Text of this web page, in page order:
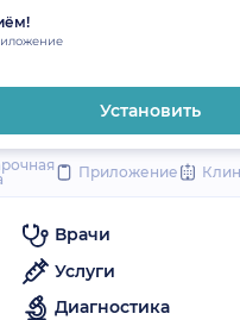
Установить
Приложение
Врачи
Услуги
Диагностика